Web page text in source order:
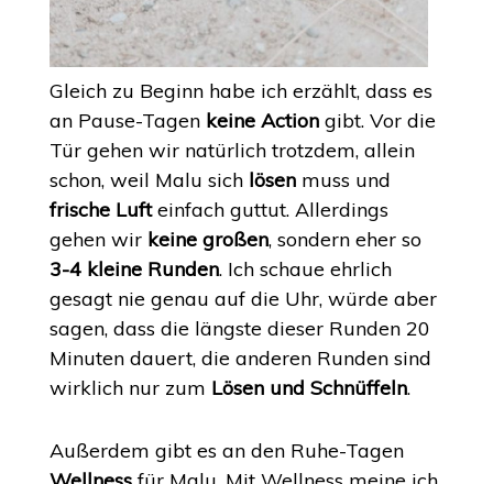
Gleich zu Beginn habe ich erzählt, dass es
an Pause-Tagen keine Actiongibt. Vor die
Tür gehen wir natürlich trotzdem, allein
schon, weil Malu sich lösenmuss und
frische Lufteinfach guttut. Allerdings
gehen wir keine großen, sondern eher so
3-4 kleine Runden. Ich schaue ehrlich
gesagt nie genau auf die Uhr, würde aber
sagen, dass die längste dieser Runden 20
Minuten dauert, die anderen Runden sind
wirklich nur zum Lösen und Schnüffeln.
Außerdem gibt es an den Ruhe-Tagen